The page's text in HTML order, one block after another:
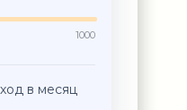
1000
в месяц